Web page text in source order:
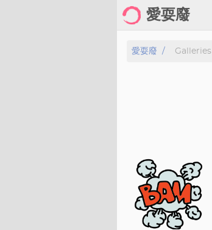
愛耍廢
Home
Gallery
Cartoon
Photo
愛耍廢 Galleries